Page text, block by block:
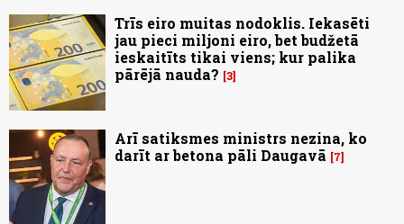
Trīs eiro muitas nodoklis. Iekasēti
jau pieci miljoni eiro, bet budžetā
ieskaitīts tikai viens; kur palika
pārējā nauda? 3
Arī satiksmes ministrs nezina, ko
darīt ar betona pāli Daugavā
7